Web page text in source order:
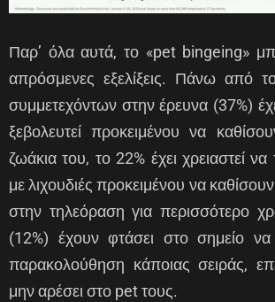
Παρ’ όλα αυτά, το «pet bingeing»
απρόσμενες εξελίξεις. Πάνω από
συμμετεχόντων στην έρευνα (37%)
ξεβολευτεί προκειμένου να
ζωάκια του, το 22% έχει χρειαστεί
με λιχουδιές προκειμένου να
στην τηλεόραση για περισσότερο
(12%) έχουν φτάσει στο σημείο
παρακολούθηση κάποιας σειράς,
μην αρέσει στο pet τους.